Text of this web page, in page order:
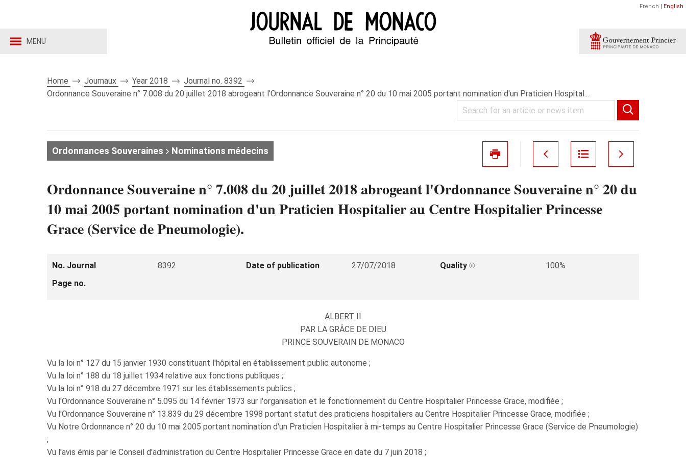
MENU
French | English
Home Journaux Year 2018
Journal no. 8392
Ordonnance Souveraine n° 7.008 du 20 juillet 2018 abrogeant l'Ordonnance Souveraine n° 20 du 10 mai 2005 portant nomination d'un Praticien Hospital...
Ordonnances Souveraines Nominations médecins
Ordonnance Souveraine n° 7.008 du 20 juillet 2018 abrogeant l'Ordonnance Souveraine n° 20 du
10 mai 2005 portant nomination d'un Praticien Hospitalier au Centre Hospitalier Princesse
Grace (Service de Pneumologie).
No. Journal 8392 Date of publication 27/07/2018 Quality
100%
Page no.
ALBERT II
PAR LA GRÂCE DE DIEU
PRINCE SOUVERAIN DE MONACO
Vu la loi n° 127 du 15 janvier 1930 constituant l'hôpital en établissement public autonome ;
Vu la loi n° 188 du 18 juillet 1934 relative aux fonctions publiques ;
Vu la loi n° 918 du 27 décembre 1971 sur les établissements publics ;
Vu l'Ordonnance Souveraine n° 5.095 du 14 février 1973 sur l'organisation et le fonctionnement du Centre Hospitalier Princesse Grace, modifiée ;
Vu l'Ordonnance Souveraine n° 13.839 du 29 décembre 1998 portant statut des praticiens hospitaliers au Centre Hospitalier Princesse Grace, modifiée ;
Vu Notre Ordonnance n° 20 du 10 mai 2005 portant nomination d'un Praticien Hospitalier à mi-temps au Centre Hospitalier Princesse Grace (Service de Pneumologie)
;
Vu l'avis émis par le Conseil d'administration du Centre Hospitalier Princesse Grace en date du 7 juin 2018 ;